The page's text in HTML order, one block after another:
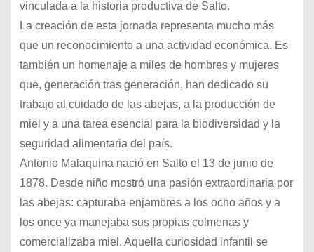
vinculada a la historia productiva de Salto.
La creación de esta jornada representa mucho más
que un reconocimiento a una actividad económica. Es
también un homenaje a miles de hombres y mujeres
que, generación tras generación, han dedicado su
trabajo al cuidado de las abejas, a la producción de
miel y a una tarea esencial para la biodiversidad y la
seguridad alimentaria del país.
Antonio Malaquina nació en Salto el 13 de junio de
1878. Desde niño mostró una pasión extraordinaria por
las abejas: capturaba enjambres a los ocho años y a
los once ya manejaba sus propias colmenas y
comercializaba miel. Aquella curiosidad infantil se